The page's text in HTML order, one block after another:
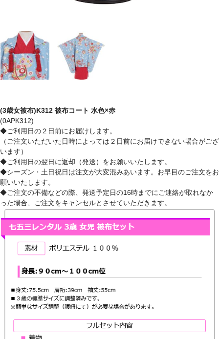
(3歳女被布)K312 被布コート 水色×赤
(0APK312)
◆ご利用日の２日前にお届けします。
（ご注文いただいた日時によっては２日前にお届けできない場合がござ
います）
◆ご利用日の翌日に返却（発送）をお願いいたします。
◆シーズン・土日祝日は注文が大変混みあいます。お早目のご注文をお
願いいたします。
◆ご注文の不備などの際、発送予定日の16時までにご連絡が取れなか
った場合、ご注文をキャンセルとさせていただきます。